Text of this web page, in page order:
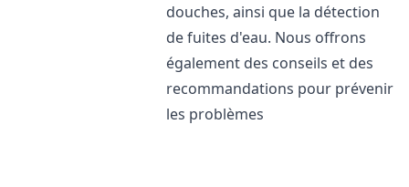
douches, ainsi que la détection
de fuites d'eau. Nous offrons
également des conseils et des
recommandations pour prévenir
les problèmes